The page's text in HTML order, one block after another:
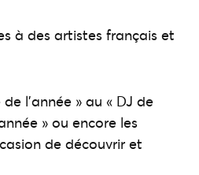
à des artistes français et
l’année » au « DJ de
» ou encore les
de découvrir et